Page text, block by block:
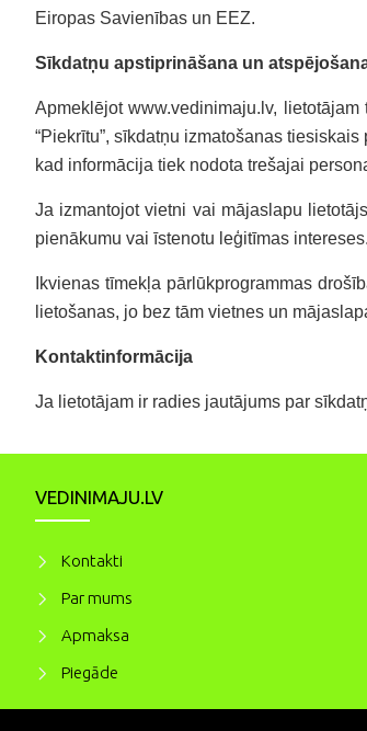
Eiropas Savienības un EEZ.
Sīkdatņu apstiprināšana un
Apmeklējot www.vedinimaju.lv,
“Piekrītu”, sīkdatņu izmatošanas
kad informācija tiek nodota trešajai
Ja izmantojot vietni vai mājaslapu
pienākumu vai īstenotu leģitīmas intereses.
Ikvienas tīmekļa pārlūkprogrammas
lietošanas, jo bez tām vietnes un
Kontaktinformācija
Ja lietotājam ir radies jautājums par
VEDINIMAJU.LV
Kontakti
Par mums
Apmaksa
Piegāde